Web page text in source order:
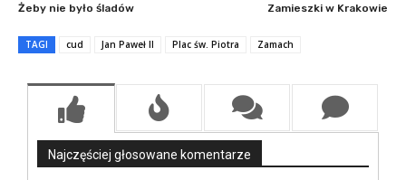
Żeby nie było śladów Zamieszki w Krakowie
TAGI cud Jan Paweł II Plac św. Piotra Zamach
Najczęściej głosowane komentarze